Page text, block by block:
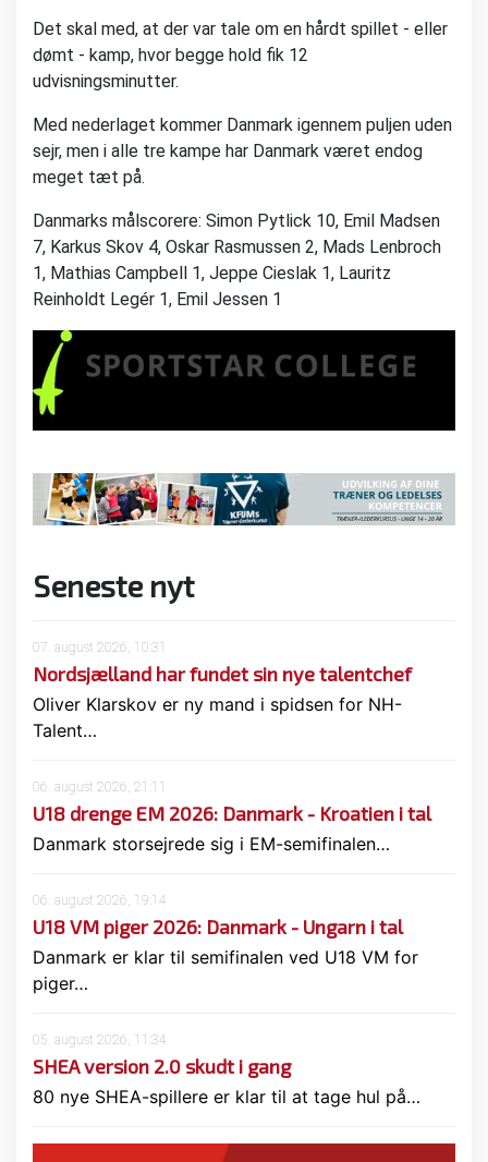
Det skal med, at der var tale om en hårdt spillet - eller
dømt - kamp, hvor begge hold fik 12
udvisningsminutter.
Med nederlaget kommer Danmark igennem puljen uden
sejr, men i alle tre kampe har Danmark været endog
meget tæt på.
Danmarks målscorere: Simon Pytlick 10, Emil Madsen
7, Karkus Skov 4, Oskar Rasmussen 2, Mads Lenbroch
1, Mathias Campbell 1, Jeppe Cieslak 1, Lauritz
Reinholdt Legér 1, Emil Jessen 1
Seneste nyt
07. august 2026, 10:31
Nordsjælland har fundet sin nye talentchef
Oliver Klarskov er ny mand i spidsen for NH-
Talent…
06. august 2026, 21:11
U18 drenge EM 2026: Danmark - Kroatien i tal
Danmark storsejrede sig i EM-semifinalen…
06. august 2026, 19:14
U18 VM piger 2026: Danmark - Ungarn i tal
Danmark er klar til semifinalen ved U18 VM for
piger…
05. august 2026, 11:34
SHEA version 2.0 skudt i gang
80 nye SHEA-spillere er klar til at tage hul på…